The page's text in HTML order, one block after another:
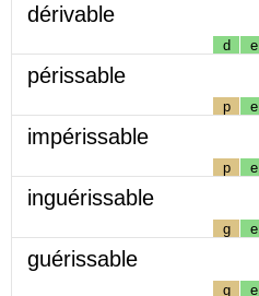
dérivable
d e
périssable
p e
impérissable
p e
inguérissable
g e
guérissable
g e